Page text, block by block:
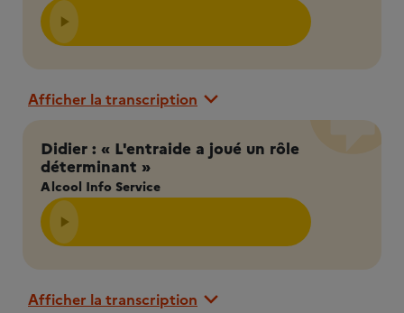
Afficher la transcription
Didier : « L'entraide a joué un rôle
déterminant »
Alcool Info Service
Afficher la transcription